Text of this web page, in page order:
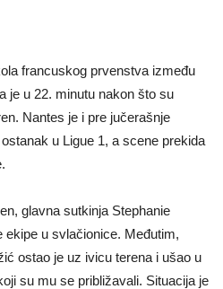
francuskog prvenstva između
je u 22. minutu nakon što su
Nantes je i pre jučerašnje
u Ligue 1, a scene prekida
glavna sutkinja Stephanie
ekipe u svlačionice. Međutim,
ostao je uz ivicu terena i ušao u
su mu se približavali. Situacija je